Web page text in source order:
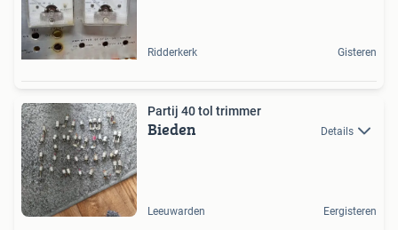
Ridderkerk Gisteren
Partij 40 tol trimmer
Bieden Details
Leeuwarden Eergisteren